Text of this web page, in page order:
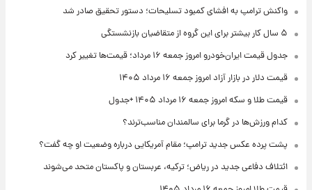
واکنش ترامپ به افشای کمبود تسلیحات؛ دستور تحقیق صادر شد
۵ سال کار بیشتر برای این گروه از متقاضیان بازنشستگی
جدول قیمت ایران‌خودرو امروز جمعه ۱۶ مرداد؛ قیمت‌ها تغییر کرد
قیمت دلار در بازار آزاد امروز جمعه ۱۶ مرداد ۱۴۰۵
قیمت طلا و سکه امروز جمعه ۱۶ مرداد ۱۴۰۵ +جدول
کدام ورزش‌ها در گرما برای سالمندان مناسب‌ترند؟
پشت پرده عکس جدید ترامپ؛ مقام آمریکایی درباره وضعیت او چه گفت؟
ائتلاف دفاعی جدید در ریاض؛ ترکیه، عربستان و پاکستان متحد می‌شوند